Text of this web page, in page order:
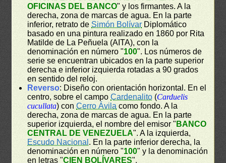
OFICINAS DEL BANCO" y los firmantes. A la
derecha, zona de marcas de agua. En la parte
inferior, retrato deSimón Bolívar Diplomático
basado en una pintura realizado en 1860 por Rita
Matilde de La Peñuela (AITA), con la
denominación en número "100". Los números de
serie se encuentran ubicados en la parte superior
derecha e inferior izquierda rotadas a 90 grados
en sentido del reloj.
Reverso: Diseño con orientación horizontal. En el
centro, sobre el campoCardenalito (Carduelis
cucullata) conCerro Ávila como fondo. A la
derecha, zona de marcas de agua. En la parte
superior izquierda, el nombre del emisor " BANCO
CENTRAL DE VENEZUELA". A la izquierda,
Escudo Nacional . En la parte inferior derecha, la
denominación en número "100" y la denominación
en letras "CIEN BOLÍVARES".